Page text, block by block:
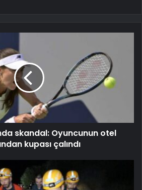
skandal: Oyuncunun otel
kupası çalındı